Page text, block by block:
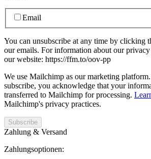
Email
You can unsubscribe at any time by clicking
our emails. For information about our
our website: https://ffm.to/oov-pp
We use Mailchimp as our marketing
subscribe, you acknowledge that your
transferred to Mailchimp for processing.
Mailchimp's privacy practices.
Zahlung & Versand
Zahlungsoptionen: